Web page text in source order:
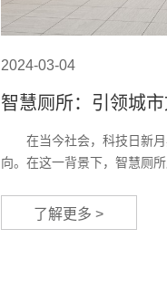
2024-03-04
智慧厕所：引领城
生新标杆
在当今社会，科技日新月
向。在这一背景下，智慧厕
城市环境卫生管理带来了革
题，如清洁度难以保证、异
了解更多 >